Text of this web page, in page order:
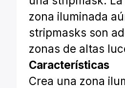
zona iluminada
stripmasks son
zonas de altas
Características
Crea una zona